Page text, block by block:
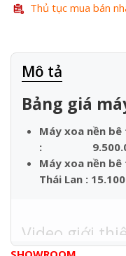
Thủ tục mua bán
Mô tả
Bảng giá
Máy xoa nền
:
Máy xoa nền bê
Thái Lan :
Video giới
Dynamic: